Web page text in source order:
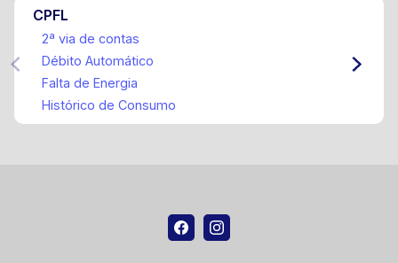
CPFL
2ª via de contas
Débito Automático
Falta de Energia
Histórico de Consumo